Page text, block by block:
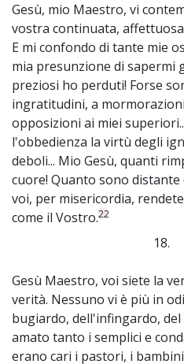
Gesù, mio Maestro, vi
vostra continuata,
E mi confondo di tante mie
mia presunzione di sapermi
preziosi ho perduti! Forse
ingratitudini, a
opposizioni ai miei
l'obbedienza la virtù degli
deboli... Mio Gesù, quanti
cuore! Quanto sono distante
voi, per misericordia,
come il Vostro.22
18.
Gesù Maestro, voi siete la
verità. Nessuno vi è più in
bugiardo, dell'infingardo, del
amato tanto i semplici e
erano cari i pastori, i